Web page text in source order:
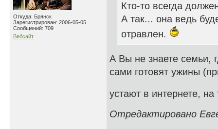
Откуда: Брянск
Зарегистрирован: 2006-05-05
Сообщений: 709
Вебсайт
Кто-то всегда
А так... она ведь
отравлен.
А Вы не знаете семьи,
сами готовят ужины
устают в интернете,
Отредактировано